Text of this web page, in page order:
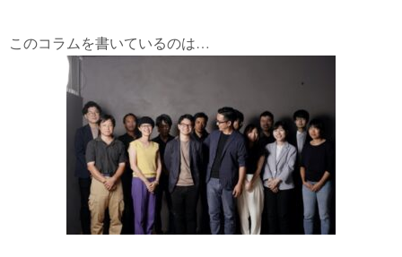
このコラムを書いているのは…